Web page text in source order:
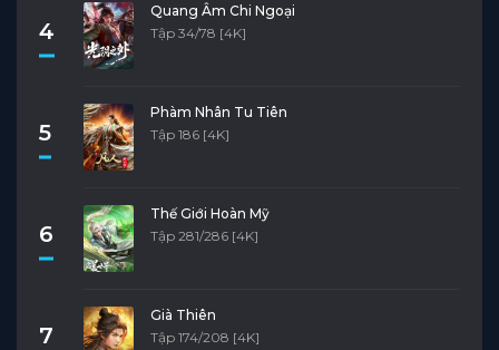
4
Quang Âm Chi Ngoại
Tập 34/78 [4K]
5
Phàm Nhân Tu Tiên
Tập 186 [4K]
6
Thế Giới Hoàn Mỹ
Tập 281/286 [4K]
7
Già Thiên
Tập 174/208 [4K]